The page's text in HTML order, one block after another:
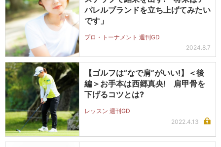
パレルブランドを立ち上げてみたい
です」
プロ・トーナメント 週刊GD
2024.8.7
【ゴルフは“なで肩”がいい!】＜後
編＞お手本は西郷真央! 肩甲骨を
下げるコツとは?
レッスン 週刊GD
2022.4.13